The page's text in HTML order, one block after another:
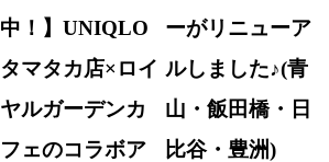
中！】UNIQLO
タマタカ店×ロイ
ヤルガーデンカ
フェのコラボア
ーがリニューア
ルしました♪(青
山・飯田橋・日
比谷・豊洲)